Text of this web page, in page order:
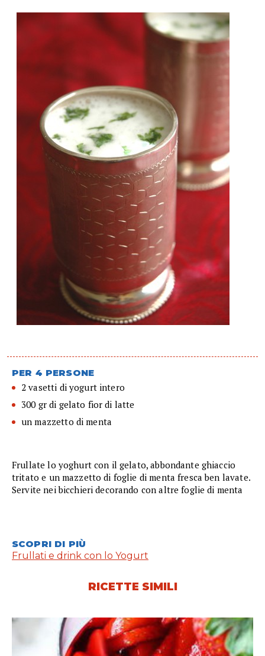
PER 4 PERSONE
2 vasetti di yogurt intero
300 gr di gelato fior di latte
un mazzetto di menta
Frullate lo yoghurt con il gelato, abbondante ghiaccio
tritato e un mazzetto di foglie di menta fresca ben lavate.
Servite nei bicchieri decorando con altre foglie di menta
SCOPRI DI PIÙ
Frullati e drink con lo Yogurt
RICETTE SIMILI